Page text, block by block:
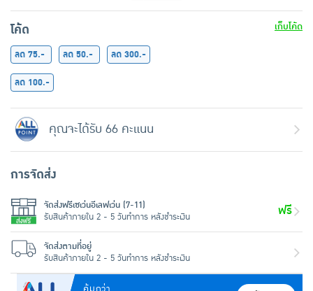
โค้ด
เก็บโค้ด
ลด 75.-
ลด 50.-
ลด 300.-
ลด 100.-
คุณจะได้รับ 66 คะแนน
การจัดส่ง
จัดส่งฟรีเซเว่นอีเลฟเว่น (7-11)
รับสินค้าภายใน 2 - 5 วันทำการ หลังชำระเงิน
ฟรี
จัดส่งตามที่อยู่
รับสินค้าภายใน 2 - 5 วันทำการ หลังชำระเงิน